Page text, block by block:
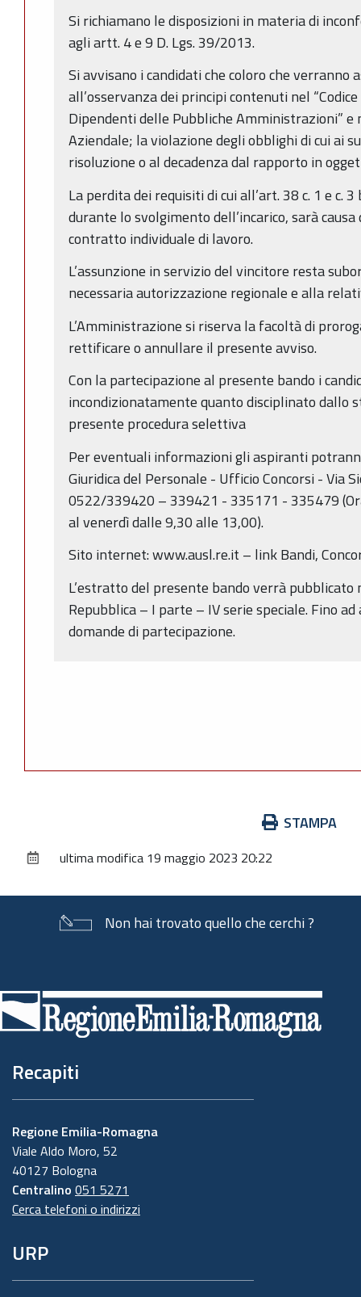
Si richiamano le disposizioni in materia di
agli artt. 4 e 9 D. Lgs. 39/2013.
Si avvisano i candidati che coloro che verranno
all’osservanza dei principi contenuti nel
Dipendenti delle Pubbliche Amministrazioni” e
Aziendale; la violazione degli obblighi di cui ai
risoluzione o al decadenza dal rapporto in
La perdita dei requisiti di cui all’art. 38 c. 1 e c.
durante lo svolgimento dell’incarico, sarà
contratto individuale di lavoro.
L’assunzione in servizio del vincitore resta
necessaria autorizzazione regionale e alla
L’Amministrazione si riserva la facoltà di
rettificare o annullare il presente avviso.
Con la partecipazione al presente bando i
incondizionatamente quanto disciplinato dallo
presente procedura selettiva
Per eventuali informazioni gli aspiranti
Giuridica del Personale - Ufficio Concorsi - Via
0522/339420 – 339421 - 335171 - 335479
al venerdì dalle 9,30 alle 13,00).
Sito internet: www.ausl.re.it – link Bandi,
L’estratto del presente bando verrà
Repubblica – I parte – IV serie speciale. Fino
domande di partecipazione.
documento
STAMPA
ultima modifica 19 maggio 2023 20:22
Non hai trovato quello che cerchi ?
di
pagina
Recapiti
Regione Emilia-Romagna
Viale Aldo Moro, 52
40127 Bologna
Centralino 051 5271
Cerca telefoni o indirizzi
URP